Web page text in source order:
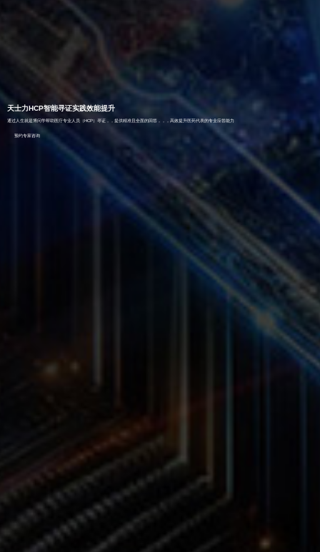
天士力HCP智能寻证实践效能提升
通过人生就是博问学帮助医疗专业人员（HCP）寻证，，提供精准且全面的回答，，，高效提升医药代表的专业应答能力
预约专家咨询